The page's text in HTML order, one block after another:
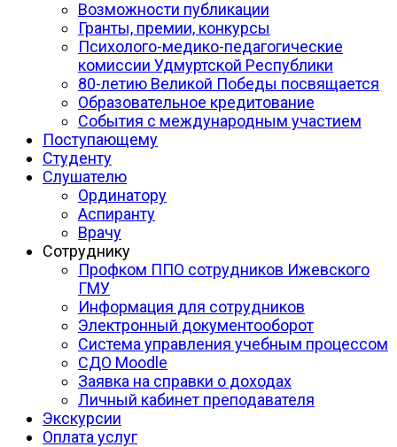
Возможности публикации
Гранты, премии, конкурсы
Психолого-медико-педагогические
комиссии Удмуртской Республики
80-летию Великой Победы посвящается
Образовательное кредитование
События с международным участием
Поступающему
Студенту
Слушателю
Ординатору
Аспиранту
Врачу
Сотруднику
Профком ППО сотрудников Ижевского
ГМУ
Информация для сотрудников
Электронный документооборот
Система управления учебным процессом
СДО Moodle
Заявка на справки о доходах
Личный кабинет преподавателя
Экскурсии
Оплата услуг